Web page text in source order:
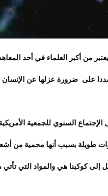
أكبر العلماء في أحد المعاهد
على ضرورة عزلها عن
السنوي للجمعية
طويلة بسبب أنها محمية من
إلى كوكبنا هي والمواد التي